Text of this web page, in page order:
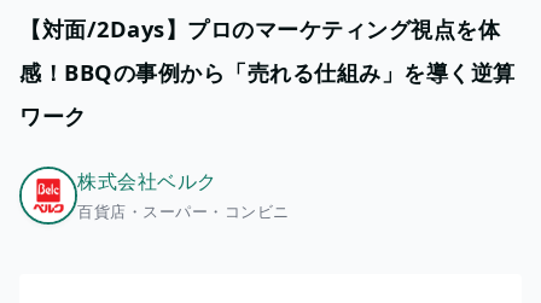
【対面/2Days】プロのマーケティング視点を体
感！BBQの事例から「売れる仕組み」を導く逆算
ワーク
株式会社ベルク
百貨店・スーパー・コンビニ